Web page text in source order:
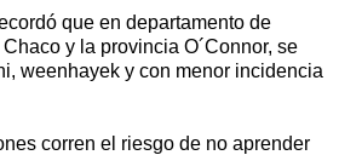
que en departamento de
y la provincia O´Connor, se
weenhayek y con menor incidencia
corren el riesgo de no aprender